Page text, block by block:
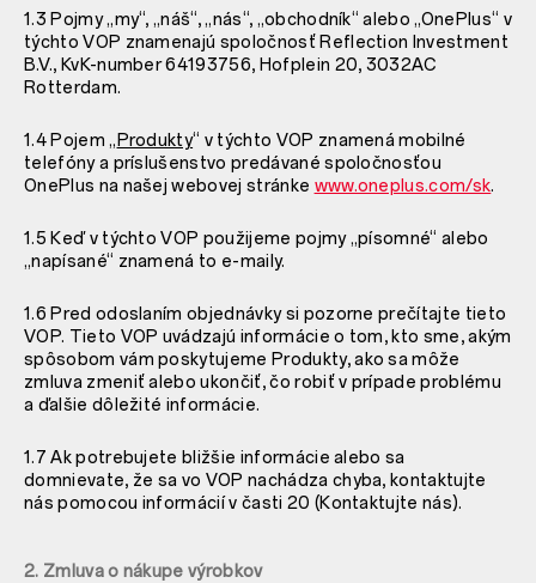
1.3 Pojmy „my“, „náš“, „nás“, „obchodník“ alebo „OnePlus“ v
týchto VOP znamenajú spoločnosť Reflection Investment
B.V., KvK-number 64193756, Hofplein 20, 3032AC
Rotterdam.
1.4 Pojem „ Produkty“ v týchto VOP znamená mobilné
telefóny a príslušenstvo predávané spoločnosťou
OnePlus na našej webovej stránke www.oneplus.com/sk.
1.5 Keď v týchto VOP použijeme pojmy „písomné“ alebo
„napísané“ znamená to e-maily.
1.6 Pred odoslaním objednávky si pozorne prečítajte tieto
VOP. Tieto VOP uvádzajú informácie o tom, kto sme, akým
spôsobom vám poskytujeme Produkty, ako sa môže
zmluva zmeniť alebo ukončiť, čo robiť v prípade problému
a ďalšie dôležité informácie.
1.7 Ak potrebujete bližšie informácie alebo sa
domnievate, že sa vo VOP nachádza chyba, kontaktujte
nás pomocou informácií v časti 20 (Kontaktujte nás).
2. Zmluva o nákupe výrobkov